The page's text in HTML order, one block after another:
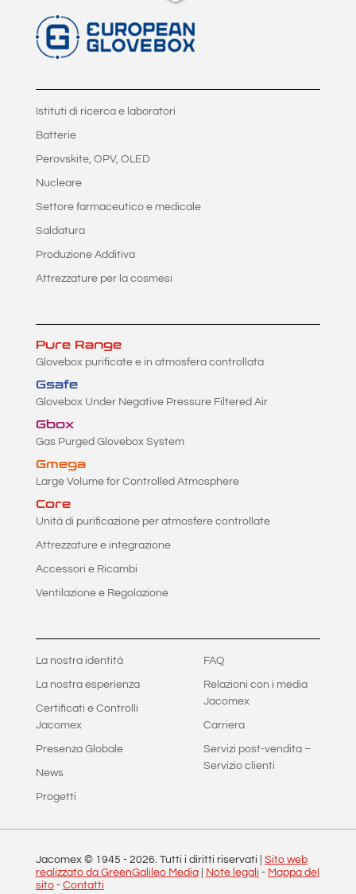
Istituti di ricerca e laboratori
Batterie
Perovskite, OPV, OLED
Nucleare
Settore farmaceutico e medicale
Saldatura
Produzione Additiva
Attrezzature per la cosmesi
Pure Range
Glovebox purificate e in atmosfera controllata
Gsafe
Glovebox Under Negative Pressure Filtered Air
Gbox
Gas Purged Glovebox System
Gmega
Large Volume for Controlled Atmosphere
Core
Unità di purificazione per atmosfere controllate
Attrezzature e integrazione
Accessori e Ricambi
Ventilazione e Regolazione
La nostra identità
La nostra esperienza
Certificati e Controlli
Jacomex
Presenza Globale
News
Progetti
FAQ
Relazioni con i media
Jacomex
Carriera
Servizi post-vendita –
Servizio clienti
Jacomex © 1945 - 2026. Tutti i diritti riservati | Sito web
realizzato da GreenGalileo Media| Note legali - Mappa del
sito- Contatti